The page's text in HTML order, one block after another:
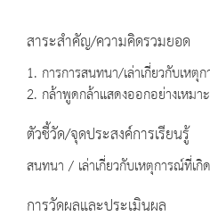
สาระสำคัญ/ความคิดรวมยอด
1. การการสนทนา/เล่าเกี่ยวกับเห
2. กล้าพูดกล้าแสดงออกอย่างเหมา
ตัวชี้วัด/จุดประสงค์การเรียนรู้
สนทนา / เล่าเกี่ยวกับเหตุการณ์ที่เกิ
การวัดผลและประเมินผล